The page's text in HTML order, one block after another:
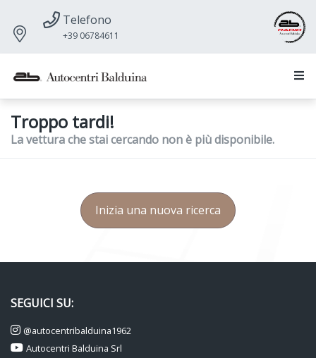
Telefono
+39 06784611
Troppo tardi!
La vettura che stai cercando non è più disponibile.
Inizia una nuova ricerca
SEGUICI SU:
@autocentribalduina1962
Autocentri Balduina Srl